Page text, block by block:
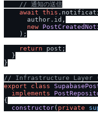
// 通知の送信
await this .
      author.
id ,
new
    );
return post;
  }
}
// Infrastructure Layer (
export
class
implements
{
constructor( private